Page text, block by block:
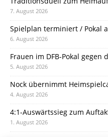
7. August 2026
Spielplan terminiert / Pokal
6. August 2026
Frauen im DFB-Pokal gegen
5. August 2026
Nock übernimmt
4. August 2026
4:1-Auswärtssieg zum
1. August 2026